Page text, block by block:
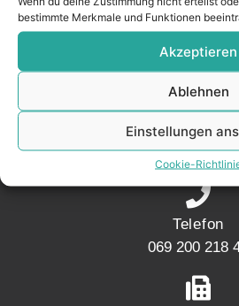
bestimmte Merkmale und Funktionen
Akzeptieren
Ablehnen
Einstellungen
Cookie-
Adresse
Mainwesthafen Immobilien
60327
Telefon
069 200 218